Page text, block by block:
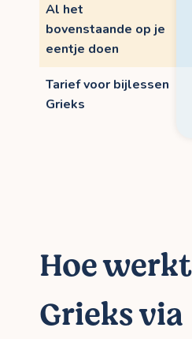
Al het
bovenstaande op je
eentje doen
Tarief voor bijlessen
Grieks
Hoe
Grieks via